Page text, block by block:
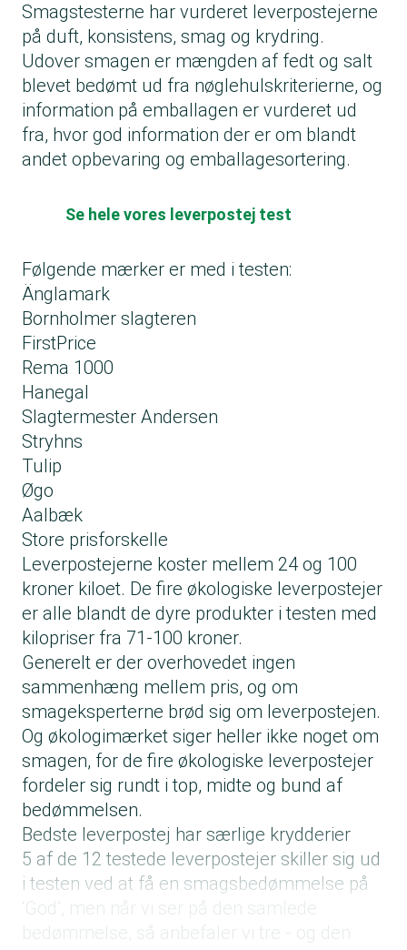
Smagstesterne har vurderet leverpostejerne
på duft, konsistens, smag og krydring.
Udover smagen er mængden af fedt og salt
blevet bedømt ud fra nøglehulskriterierne, og
information på emballagen er vurderet ud
fra, hvor god information der er om blandt
andet opbevaring og emballagesortering.
Se hele vores leverpostej test
Følgende mærker er med i testen:
Änglamark
Bornholmer slagteren
FirstPrice
Rema 1000
Hanegal
Slagtermester Andersen
Stryhns
Tulip
Øgo
Aalbæk
Store prisforskelle
Leverpostejerne koster mellem 24 og 100
kroner kiloet. De fire økologiske leverpostejer
er alle blandt de dyre produkter i testen med
kilopriser fra 71-100 kroner.
Generelt er der overhovedet ingen
sammenhæng mellem pris, og om
smageksperterne brød sig om leverpostejen.
Og økologimærket siger heller ikke noget om
smagen, for de fire økologiske leverpostejer
fordeler sig rundt i top, midte og bund af
bedømmelsen.
Bedste leverpostej har særlige krydderier
5 af de 12 testede leverpostejer skiller sig ud
i testen ved at få en smagsbedømmelse på
bedømmelse, så anbefaler vi tre - og den